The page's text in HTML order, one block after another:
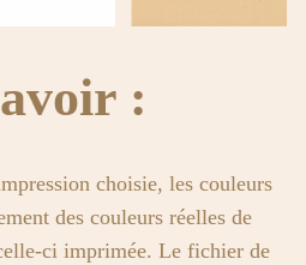
:
choisie, les couleurs
des couleurs réelles de
ci imprimée. Le fichier de